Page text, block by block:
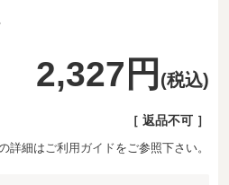
2,327円 (税込)
［ 返品不可 ］
詳細は ご利用ガイドをご参照下さい。